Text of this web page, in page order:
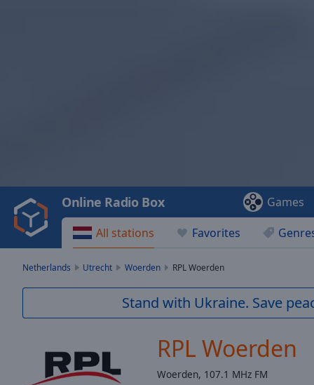
Video
Play
Backward
Skip
Current
All stations Favorites
Online Radio Box Games
Netherlands Utrecht Woerden RPL Woerden
Stand with Ukraine. Save
RPL Woerden
Woerden, 107.1 MHz FM